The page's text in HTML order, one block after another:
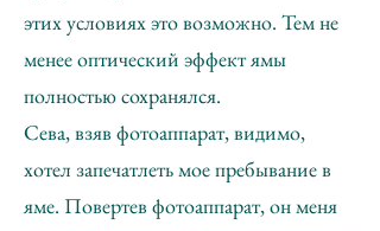
этих условиях это возможно. Тем не
менее оптический эффект ямы
полностью сохранялся.
Сева, взяв фотоаппарат, видимо,
хотел запечатлеть мое пребывание в
яме. Повертев фотоаппарат, он меня